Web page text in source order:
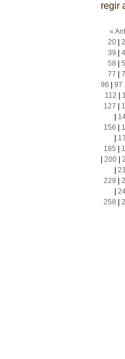
regir
«
20|
39
58
77
96
97
112
127
156
185
200|
229
258